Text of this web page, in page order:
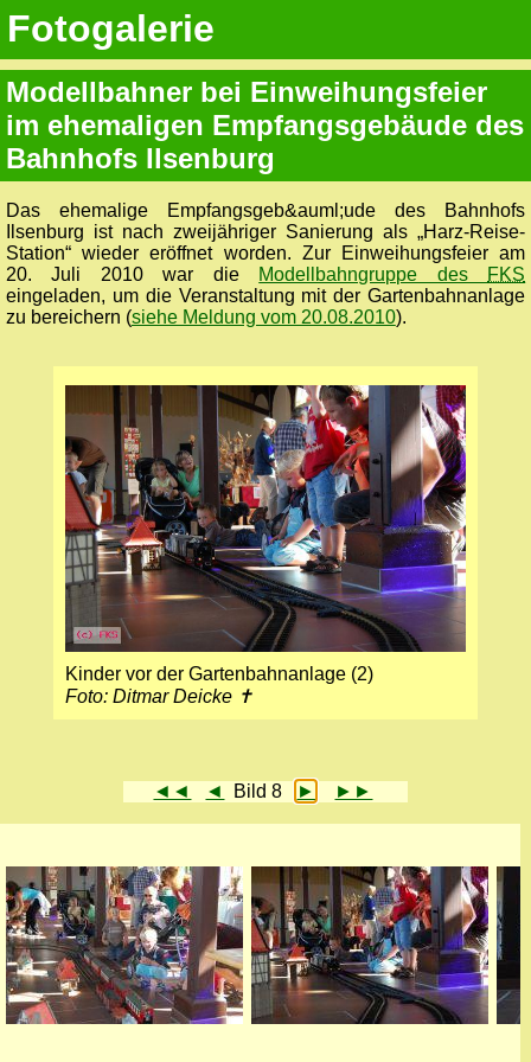
Fotogalerie
Modellbahner bei Einweihungsfeier
im ehemaligen Empfangsgebäude des
Bahnhofs Ilsenburg
Das ehemalige Empfangsgeb&auml;ude des Bahnhofs
Ilsenburg ist nach zweijähriger Sanierung als „Harz-Reise-
Station“ wieder eröffnet worden. Zur Einweihungsfeier am
20. Juli 2010 war die
Modellbahngruppe des
FKS
eingeladen, um die Veranstaltung mit der Gartenbahnanlage
zu bereichern (siehe Meldung vom 20.08.2010).
Kinder vor der Gartenbahnanlage (2)
Foto: Ditmar Deicke ✝
◄◄ ◄ Bild 8 ► ►►